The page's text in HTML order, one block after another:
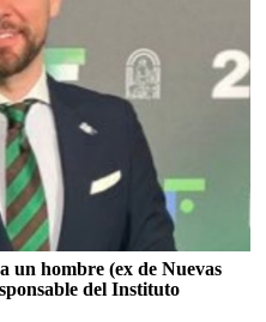
un hombre (ex de Nuevas
del Instituto